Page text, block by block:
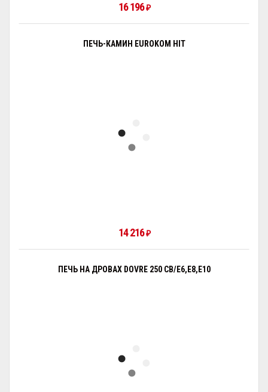
16 196₽
ПЕЧЬ-КАМИН EUROKOM HIT
14 216₽
ПЕЧЬ НА ДРОВАХ DOVRE 250 CB/E6,E8,E10